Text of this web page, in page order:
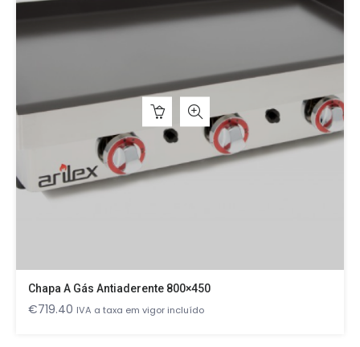
Chapa A Gás Antiaderente 800×450
€719.40 IVA a taxa em vigor incluído